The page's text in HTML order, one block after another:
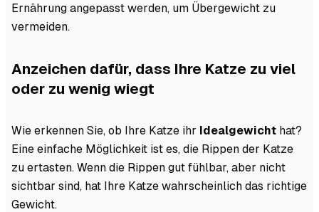
Ernährung angepasst werden, um Übergewicht zu
vermeiden.
Anzeichen dafür, dass Ihre Katze zu viel
oder zu wenig wiegt
Wie erkennen Sie, ob Ihre Katze ihr Idealgewicht hat?
Eine einfache Möglichkeit ist es, die Rippen der Katze
zu ertasten. Wenn die Rippen gut fühlbar, aber nicht
sichtbar sind, hat Ihre Katze wahrscheinlich das richtige
Gewicht.